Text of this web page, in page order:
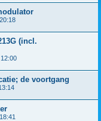
(incl.
de voortgang